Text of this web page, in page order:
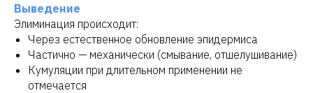
Выведение
Элиминация происходит:
Через естественное обновление эпидермиса
Частично — механически (смывание, отшелушивание)
Кумуляции при длительном применении не
отмечается